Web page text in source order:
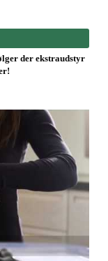
der ekstraudstyr